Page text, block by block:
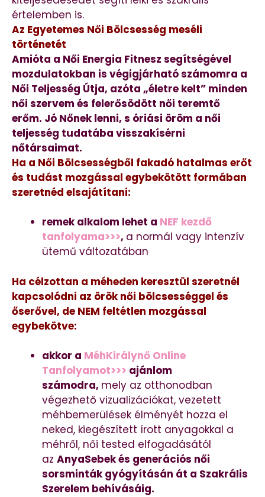
értelemben is.
Az Egyetemes Női Bölcsesség meséli
történetét
Amióta a Női Energia Fitnesz segítségével
mozdulatokban is végigjárható számomra a
Női Teljesség Útja, azóta „életre kelt” minden
női szervem és felerősödött női teremtő
erőm. Jó Nőnek lenni, s óriási öröm a női
teljesség tudatába visszakísérni
nőtársaimat.
Ha a Női Bölcsességből fakadó hatalmas erőt
és tudást mozgással egybekötött formában
szeretnéd elsajátítani:
remek alkalom lehet a NEF kezdő
tanfolyama>>>, a normál vagy intenzív
ütemű változatában
Ha célzottan a méheden keresztül szeretnél
kapcsolódni az örök női bölcsességgel és
őserővel, de NEM feltétlen mozgással
egybekötve:
akkor a MéhKirálynő Online
Tanfolyamot>>> ajánlom
számodra, mely az otthonodban
végezhető vizualizációkat, vezetett
méhbemerülések élményét hozza el
neked, kiegészített írott anyagokkal a
méhről, női tested elfogadásától
az AnyaSebek és generációs női
sorsminták gyógyításán át a Szakrális
Szerelem behívásáig.